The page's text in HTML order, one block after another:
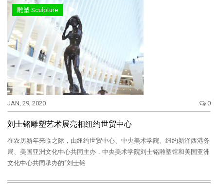
雕塑 Sculpture
JAN, 29, 2020 0
刘士铭雕塑艺术展亮相纽约世贸中心
在农历新年来临之际，由纽约世贸中心、中央美术学院、纽约新泽西港务
局、美国亚洲文化中心共同主办，中央美术学院刘士铭雕塑馆和美国亚洲
文化中心共同承办的“刘士铭